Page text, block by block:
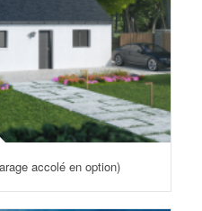
accolé en option)